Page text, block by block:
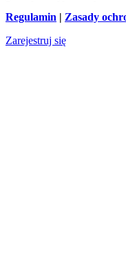
Regulamin | Zasady
Zarejestruj się